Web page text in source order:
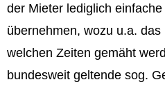
der Mieter lediglich
übernehmen, wozu u.a.
welchen Zeiten gemäht
bundesweit geltende sog.